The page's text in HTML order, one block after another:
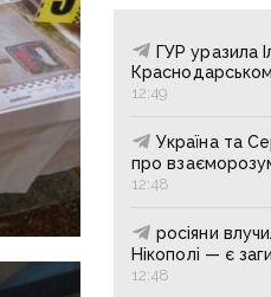
ГУР уразила
12:49
Україна та
про
12:48
росіяни
Нікополі — є
12:48